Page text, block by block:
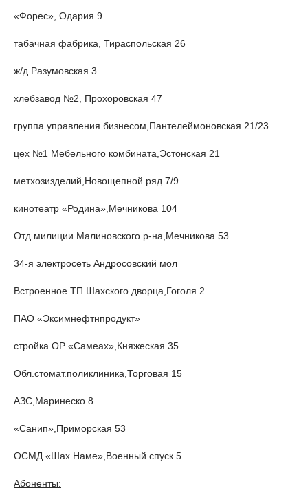
«Форес», Одария 9
табачная фабрика, Тираспольская 26
ж/д Разумовская 3
хлебзавод №2, Прохоровская 47
группа управления бизнесом,Пантелеймоновская 21/23
цех №1 Мебельного комбината,Эстонская 21
метхозизделий,Новощепной ряд 7/9
кинотеатр «Родина»,Мечникова 104
Отд.милиции Малиновского р-на,Мечникова 53
34-я электросеть Андросовский мол
Встроенное ТП Шахского дворца,Гоголя 2
ПАО «Эксимнефтнпродукт»
стройка ОР «Самеах»,Княжеская 35
Обл.стомат.поликлиника,Торговая 15
АЗС,Маринеско 8
«Санип»,Приморская 53
ОСМД «Шах Наме»,Военный спуск 5
Абоненты: